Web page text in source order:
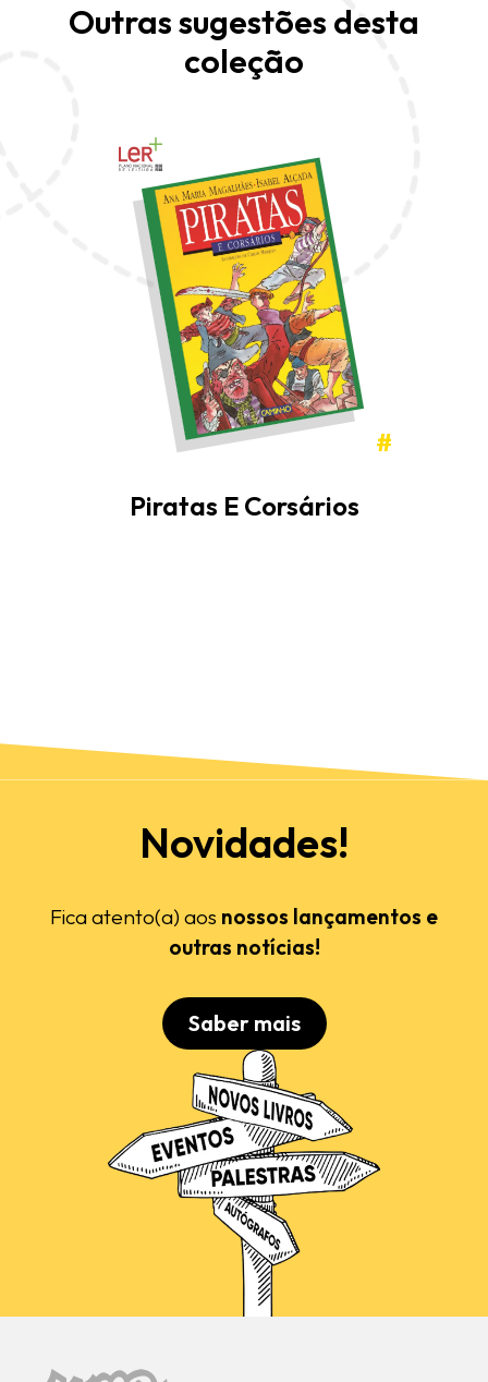
Outras sugestões desta
coleção
#
Piratas E Corsários
Novidades!
Fica atento(a) aos nossos lançamentos e
outras notícias!
Saber mais